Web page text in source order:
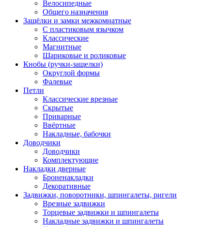
Велосипедные
Общего назначения
Защёлки и замки межкомнатные
С пластиковым язычком
Классические
Магнитные
Шариковые и роликовые
Кнобы (ручки-защелки)
Округлой формы
Фалевые
Петли
Классические врезные
Скрытые
Приварные
Ввёртные
Накладные, бабочки
Доводчики
Доводчики
Комплектующие
Накладки дверные
Броненакладки
Декоративные
Задвижки, поворотники, шпингалеты, ригели
Врезные задвижки
Торцевые задвижки и шпингалеты
Накладные задвижки и шпингалеты